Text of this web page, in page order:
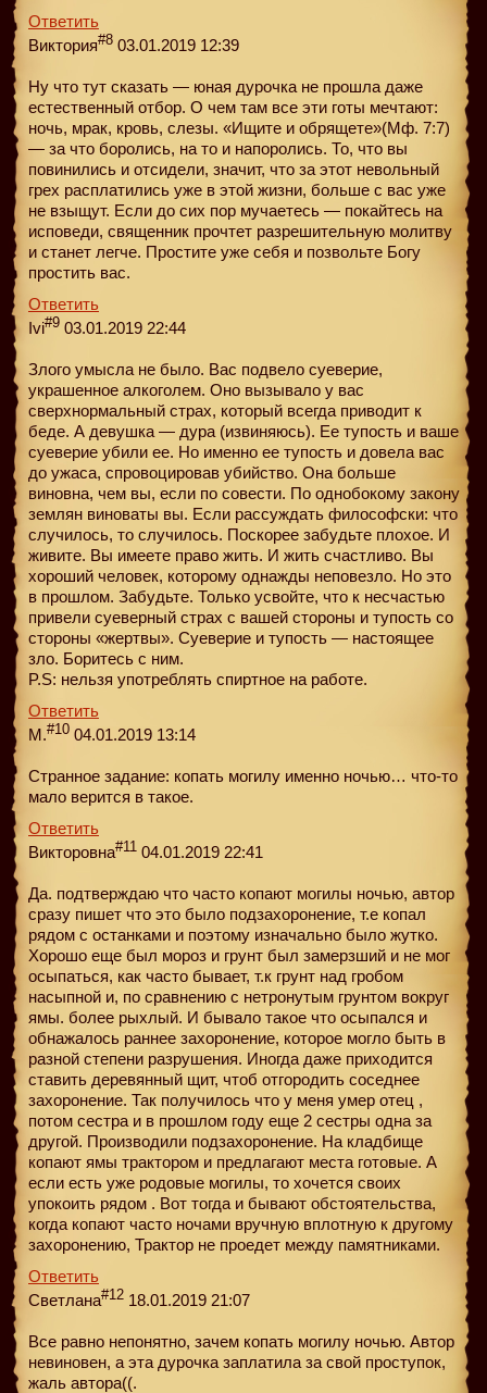
Ответить
Виктория#8 03.01.2019 12:39
Ну что тут сказать — юная дурочка не прошла даже
естественный отбор. О чем там все эти готы мечтают:
ночь, мрак, кровь, слезы. «Ищите и обрящете»(Мф. 7:7)
— за что боролись, на то и напоролись. То, что вы
повинились и отсидели, значит, что за этот невольный
грех расплатились уже в этой жизни, больше с вас уже
не взыщут. Если до сих пор мучаетесь — покайтесь на
исповеди, священник прочтет разрешительную молитву
и станет легче. Простите уже себя и позвольте Богу
простить вас.
Ответить
Ivi#9 03.01.2019 22:44
Злого умысла не было. Вас подвело суеверие,
украшенное алкоголем. Оно вызывало у вас
сверхнормальный страх, который всегда приводит к
беде. А девушка — дура (извиняюсь). Ее тупость и ваше
суеверие убили ее. Но именно ее тупость и довела вас
до ужаса, спровоцировав убийство. Она больше
виновна, чем вы, если по совести. По однобокому закону
землян виноваты вы. Если рассуждать философски: что
случилось, то случилось. Поскорее забудьте плохое. И
живите. Вы имеете право жить. И жить счастливо. Вы
хороший человек, которому однажды неповезло. Но это
в прошлом. Забудьте. Только усвойте, что к несчастью
привели суеверный страх с вашей стороны и тупость со
стороны «жертвы». Суеверие и тупость — настоящее
зло. Боритесь с ним.
P.S: нельзя употреблять спиртное на работе.
Ответить
М.#10 04.01.2019 13:14
Странное задание: копать могилу именно ночью… что-то
мало верится в такое.
Ответить
Викторовна#11 04.01.2019 22:41
Да. подтверждаю что часто копают могилы ночью, автор
сразу пишет что это было подзахоронение, т.е копал
рядом с останками и поэтому изначально было жутко.
Хорошо еще был мороз и грунт был замерзший и не мог
осыпаться, как часто бывает, т.к грунт над гробом
насыпной и, по сравнению с нетронутым грунтом вокруг
ямы. более рыхлый. И бывало такое что осыпался и
обнажалось раннее захоронение, которое могло быть в
разной степени разрушения. Иногда даже приходится
ставить деревянный щит, чтоб отгородить соседнее
захоронение. Так получилось что у меня умер отец ,
потом сестра и в прошлом году еще 2 сестры одна за
другой. Производили подзахоронение. На кладбище
копают ямы трактором и предлагают места готовые. А
если есть уже родовые могилы, то хочется своих
упокоить рядом . Вот тогда и бывают обстоятельства,
когда копают часто ночами вручную вплотную к другому
захоронению, Трактор не проедет между памятниками.
Ответить
Светлана#12 18.01.2019 21:07
Все равно непонятно, зачем копать могилу ночью. Автор
невиновен, а эта дурочка заплатила за свой проступок,
жаль автора((.